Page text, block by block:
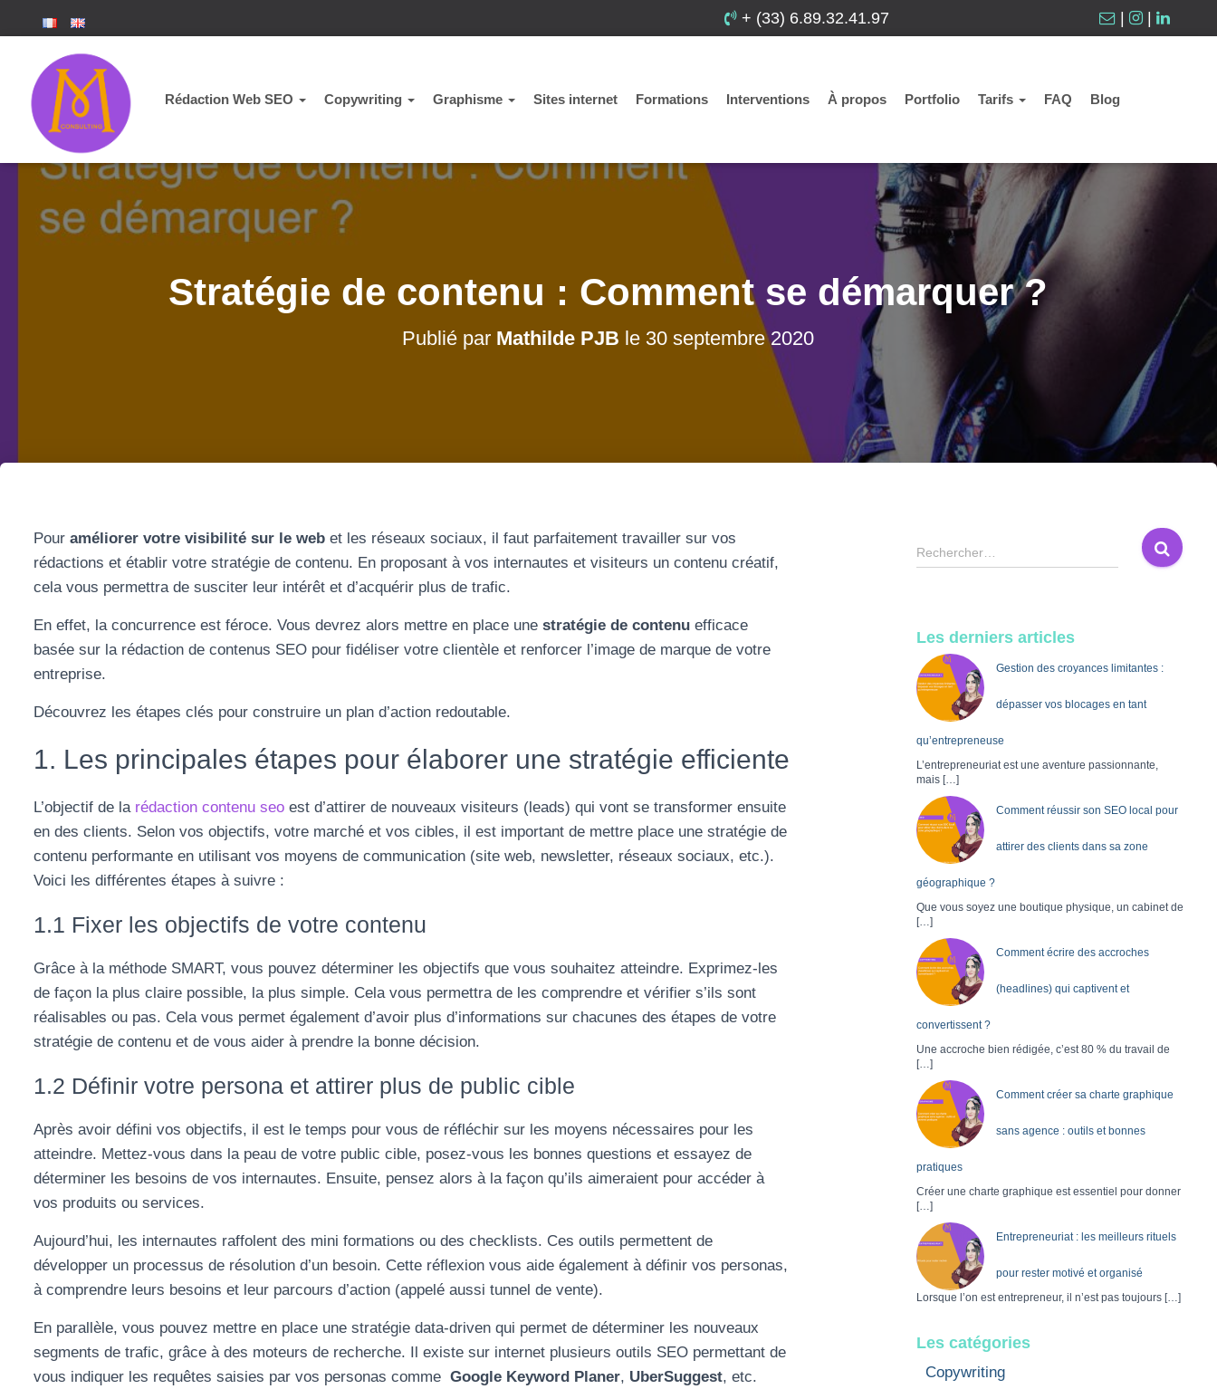
+ (33) 6.89.32.41.97
Rédaction Web SEO Copywriting Graphisme Sites internet Formations Interventions À propos Portfolio Tarifs FAQ Blog
Stratégie de contenu : Comment se démarquer ?
Publié par Mathilde PJB le 30 septembre 2020
Pour améliorer votre visibilité sur le web et les réseaux sociaux, il faut parfaitement travailler sur vos
rédactions et établir votre stratégie de contenu. En proposant à vos internautes et visiteurs un contenu créatif,
cela vous permettra de susciter leur intérêt et d’acquérir plus de trafic.
En effet, la concurrence est féroce. Vous devrez alors mettre en place une stratégie de contenu efficace
basée sur la rédaction de contenus SEO pour fidéliser votre clientèle et renforcer l’image de marque de votre
entreprise.
Découvrez les étapes clés pour construire un plan d’action redoutable.
1. Les principales étapes pour élaborer une stratégie efficiente
L’objectif de la rédaction contenu seo est d’attirer de nouveaux visiteurs (leads) qui vont se transformer ensuite
en des clients. Selon vos objectifs, votre marché et vos cibles, il est important de mettre place une stratégie de
contenu performante en utilisant vos moyens de communication (site web, newsletter, réseaux sociaux, etc.).
Voici les différentes étapes à suivre :
1.1 Fixer les objectifs de votre contenu
Grâce à la méthode SMART, vous pouvez déterminer les objectifs que vous souhaitez atteindre. Exprimez-les
de façon la plus claire possible, la plus simple. Cela vous permettra de les comprendre et vérifier s’ils sont
réalisables ou pas. Cela vous permet également d’avoir plus d’informations sur chacunes des étapes de votre
stratégie de contenu et de vous aider à prendre la bonne décision.
1.2 Définir votre persona et attirer plus de public cible
Après avoir défini vos objectifs, il est le temps pour vous de réfléchir sur les moyens nécessaires pour les
atteindre. Mettez-vous dans la peau de votre public cible, posez-vous les bonnes questions et essayez de
déterminer les besoins de vos internautes. Ensuite, pensez alors à la façon qu’ils aimeraient pour accéder à
vos produits ou services.
Aujourd’hui, les internautes raffolent des mini formations ou des checklists. Ces outils permettent de
développer un processus de résolution d’un besoin. Cette réflexion vous aide également à définir vos personas,
à comprendre leurs besoins et leur parcours d’action (appelé aussi tunnel de vente).
En parallèle, vous pouvez mettre en place une stratégie data-driven qui permet de déterminer les nouveaux
segments de trafic, grâce à des moteurs de recherche. Il existe sur internet plusieurs outils SEO permettant de
vous indiquer les requêtes saisies par vos personas comme Google Keyword Planer, UberSuggest, etc.
R
e
r
h
e
:
Rechercher…
Les derniers articles
Gestion des croyances limitantes :
dépasser vos blocages en tant
qu’entrepreneuse
L’entrepreneuriat est une aventure passionnante,
mais […]
Comment réussir son SEO local pour
attirer des clients dans sa zone
géographique ?
Que vous soyez une boutique physique, un cabinet de
[…]
Comment écrire des accroches
(headlines) qui captivent et
convertissent ?
Une accroche bien rédigée, c’est 80 % du travail de
[…]
Comment créer sa charte graphique
sans agence : outils et bonnes
pratiques
Créer une charte graphique est essentiel pour donner
[…]
Entrepreneuriat : les meilleurs rituels
pour rester motivé et organisé
Lorsque l’on est entrepreneur, il n’est pas toujours […]
Les catégories
Copywriting